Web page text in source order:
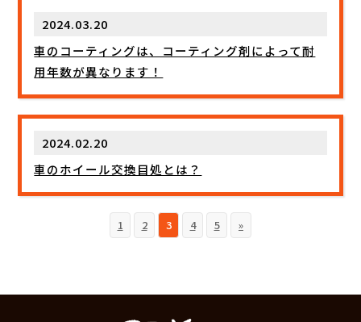
2024.03.20
車のコーティングは、コーティング剤によって耐
用年数が異なります！
2024.02.20
車のホイール交換目処とは？
1 2 3 4 5 »